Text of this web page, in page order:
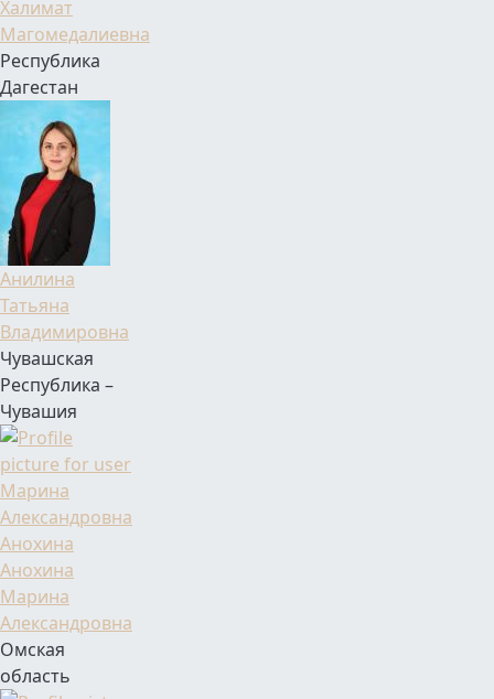
Халимат
Магомедалиевна
Республика
Дагестан
Фамилия Имя Отчество
Анилина
Татьяна
Владимировна
Чувашская
Республика –
Чувашия
Фамилия Имя Отчество
Анохина
Марина
Александровна
Омская
область